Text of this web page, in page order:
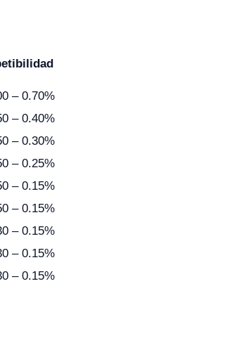
– 0.70%
– 0.40%
– 0.30%
– 0.25%
– 0.15%
– 0.15%
– 0.15%
– 0.15%
– 0.15%